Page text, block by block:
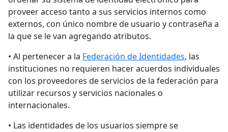
proveer acceso tanto a sus servicios internos como
externos, con único nombre de usuario y contraseña a
la que se le van agregando atributos.
• Al pertenecer a la Federación de Identidades, las
instituciones no requieren hacer acuerdos individuales
con los proveedores de servicios de la federación para
utilizar recursos y servicios nacionales o
internacionales.
• Las identidades de los usuarios siempre se